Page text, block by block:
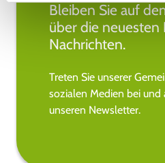
Bleiben Sie auf
über die neuesten
Nachrichten.
Treten Sie unserer
sozialen Medien bei und
unseren Newsletter.